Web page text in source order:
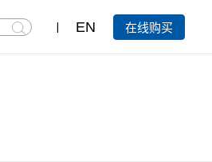
搜
索
EN 在线购买